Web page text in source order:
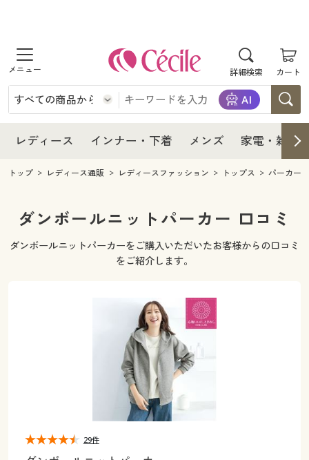
詳細検索 カート
商品を探す
レディース
レディースファッション
女性下着
インナー・下着
インナー・下着通販すべて
女性下着
メンズ下着
メンズ
メンズ通販すべて
メンズファッション
家電・雑貨
家電・雑貨すべて
寝具・インテリア・家具
カーテン・ラグ・ファブリック
美容・健康・サプリメント
ジュニア・ティーンズ下着
大きいサイズ レディース服
バーゲンセール
詳細検索
レディース インナー・下着 メンズ 家電・雑貨
レディース
レディース通販すべて
レディースファッション
インナー・下着
インナー・下着通販すべて
ジュニア・ティーンズ下着
メンズ
メンズ下着
家電
寝具・インテリア・家具通販すべて
カーテン・ラグ・ファブリック
美容・健康
ジュニア・ティーンズ下着
大きいサイズ通販すべて
大きいサイズ レディース服
大きいサイズ レディース下着
シークレットセール
商品カテゴリ一覧
トップ レディース通販 レディースファッション トップス パーカー
ダンボールニットパーカー 口コミ
ダンボールニットパーカーをご購入いただいたお客様からの口コミ
をご紹介します。
29件